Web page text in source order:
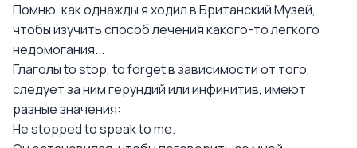
Помню, как однажды я ходил в Британский Музей,
чтобы изучить способ лечения какого-то легкого
недомогания...
Глаголы to stop, to forget в зависимости от того,
следует за ним герундий или инфинитив, имеют
разные значения:
Не stopped to speak to me.